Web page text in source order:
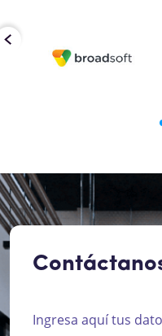
Ingresa aquí tus